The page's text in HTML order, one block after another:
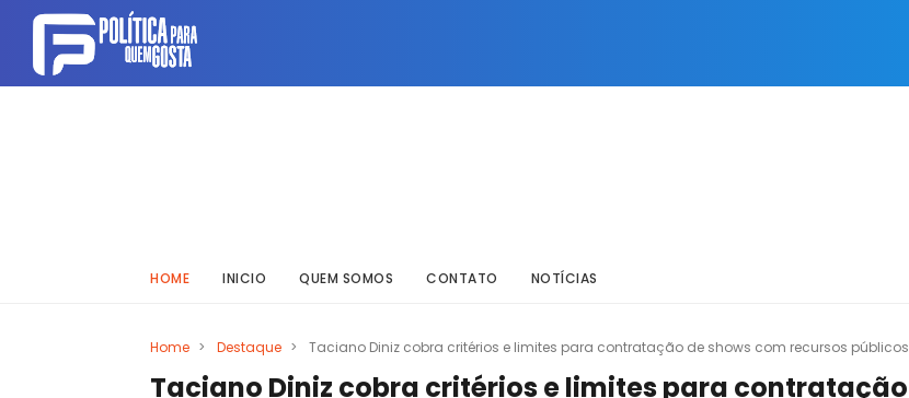
HOME INICIO QUEM SOMOS CONTATO NOTÍCIAS
Home > Destaque > Taciano Diniz cobra critérios e limites para contratação de shows com recursos públicos
Taciano Diniz cobra critérios e limites para contratação